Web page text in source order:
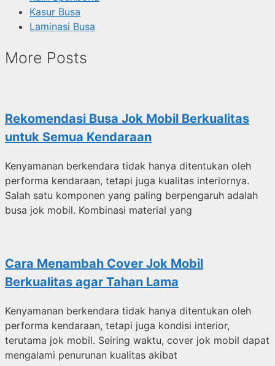
Kasur Busa
Laminasi Busa
More Posts
Rekomendasi Busa Jok Mobil Berkualitas
untuk Semua Kendaraan
Kenyamanan berkendara tidak hanya ditentukan oleh
performa kendaraan, tetapi juga kualitas interiornya.
Salah satu komponen yang paling berpengaruh adalah
busa jok mobil. Kombinasi material yang
Cara Menambah Cover Jok Mobil
Berkualitas agar Tahan Lama
Kenyamanan berkendara tidak hanya ditentukan oleh
performa kendaraan, tetapi juga kondisi interior,
terutama jok mobil. Seiring waktu, cover jok mobil dapat
mengalami penurunan kualitas akibat